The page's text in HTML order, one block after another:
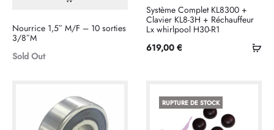
suite
Nourrice 1,5″ M/F – 10 sorties
3/8″M
Sold Out
Système Complet KL8300 +
Clavier KL8-3H + Réchauffeur
Lx whirlpool H30-R1
619,00 €
RUPTURE DE STOCK